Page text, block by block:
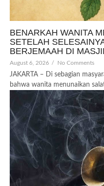
BENARKAH WANITA
SETELAH
BERJEMAAH DI
August 6, 2026 / No Comments
JAKARTA – Di sebagian
bahwa wanita menunaikan